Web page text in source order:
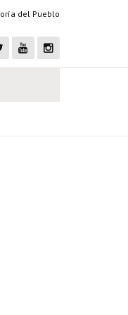
del Pueblo